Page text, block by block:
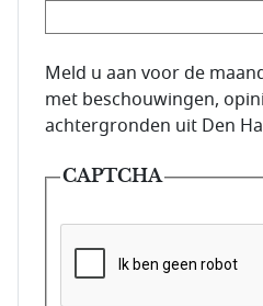
E-mailadres van de
Meld u aan voor de
met beschouwingen,
achtergronden uit Den
CAPTCHA